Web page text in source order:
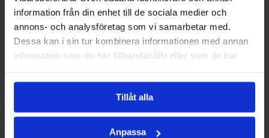
information från din enhet till de sociala medier och
annons- och analysföretag som vi samarbetar med.
Dessa kan i sin tur kombinera informationen med annan
information som du har tillhandahållit eller som de har
Tillåt alla
Anpassa
Autumn leaves sparkling ring
1990.00SEK
1990.00SEK